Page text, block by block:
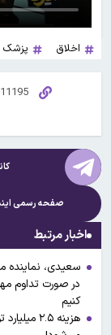
اخلاق پزشک
صفحه رسمی
اخبار مرتبط
سعیدی،
در صورت تداوم
کنیم
هزینه